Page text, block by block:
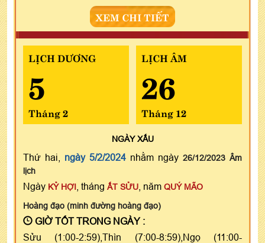
XEM CHI TIẾT
LỊCH DƯƠNG
5
Tháng 2
LỊCH ÂM
26
Tháng 12
NGÀYXẤU
Thứ hai, ngày 5/2/2024 nhằm ngày 26/12/2023 Âm
lịch
Ngày KỶ HỢI , tháng ẤT SỬU , năm QUÝ MÃO
Hoàng đạo (minh đường hoàng đạo)
GIỜ TỐT TRONG NGÀY :
Sửu (1:00-2:59),Thìn (7:00-8:59),Ngọ (11:00-